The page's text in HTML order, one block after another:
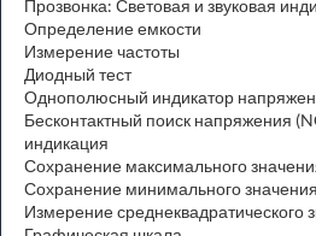
Прозвонка: Световая и звуковая
Определение емкости
Измерение частоты
Диодный тест
Однополюсный индикатор
Бесконтактный поиск напряжения
индикация
Сохранение максимального
Сохранение минимального значения
Измерение среднеквадратического